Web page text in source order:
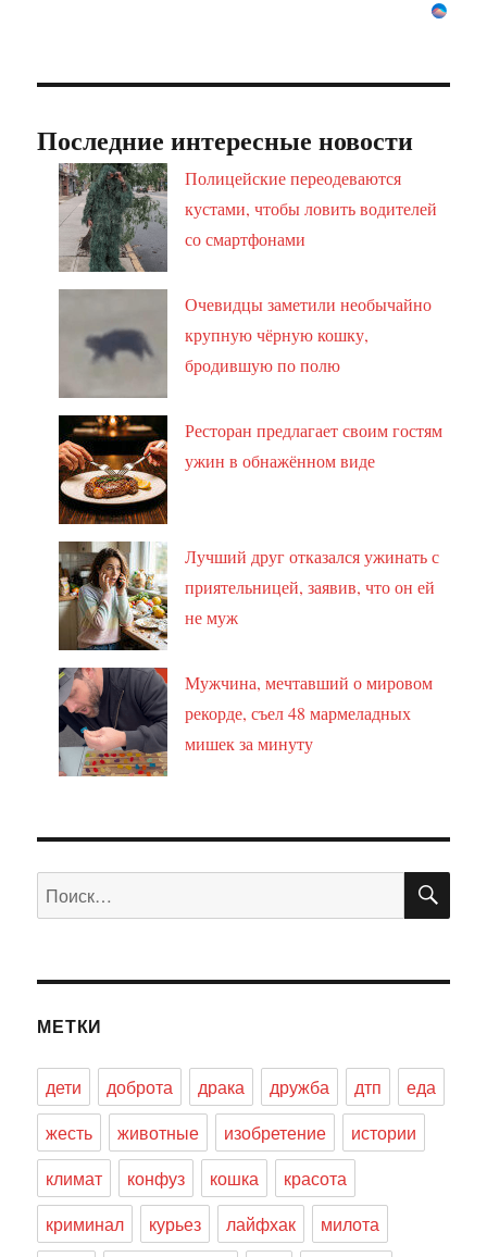
Последние интересные новости
Полицейские переодеваются
кустами, чтобы ловить водителей
со смартфонами
Очевидцы заметили необычайно
крупную чёрную кошку,
бродившую по полю
Ресторан предлагает своим гостям
ужин в обнажённом виде
Лучший друг отказался ужинать с
приятельницей, заявив, что он ей
не муж
Мужчина, мечтавший о мировом
рекорде, съел 48 мармеладных
мишек за минуту
Искать:
МЕТКИ
дети доброта драка дружба дтп
еда
жесть
животные изобретение
истории
климат
конфуз кошка
красота
криминал
курьез лайфхак
милота